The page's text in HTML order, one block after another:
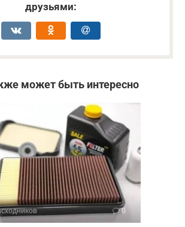
друзьями:
может быть интересно
0